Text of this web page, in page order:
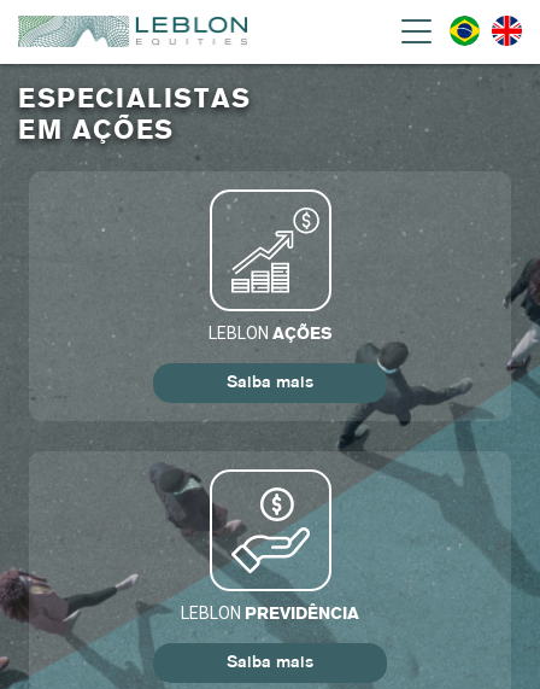
Investimentos
ESPECIALISTAS
EM AÇÕES
LEBLON AÇÕES
Saiba mais
LEBLON PREVIDÊNCIA
Saiba mais